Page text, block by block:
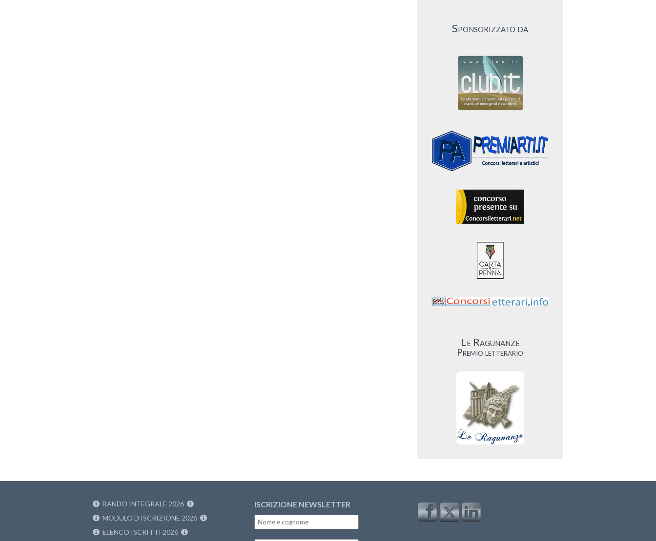
Sponsorizzato da
Le Ragunanze
Premio letterario
BANDO INTEGRALE 2026
MODULO D’ISCRIZIONE 2026
ELENCO ISCRITTI 2026
ISCRIZIONE NEWSLETTER